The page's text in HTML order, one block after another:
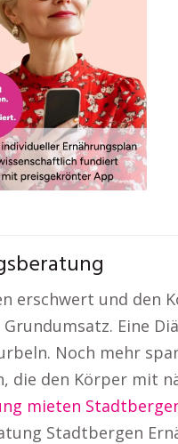
erschwert und
Eine
Noch mehr
die den Körper mit
mieten
Stadtbergen